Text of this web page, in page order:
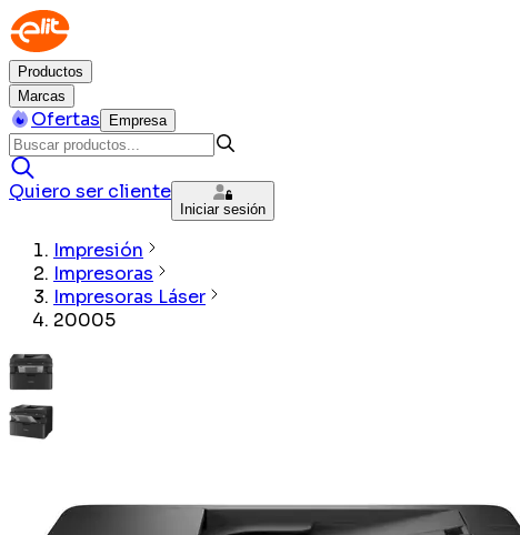
Productos
Marcas
Ofertas Empresa
Quiero ser cliente
Iniciar sesión
Impresión
Impresoras
Impresoras Láser
20005